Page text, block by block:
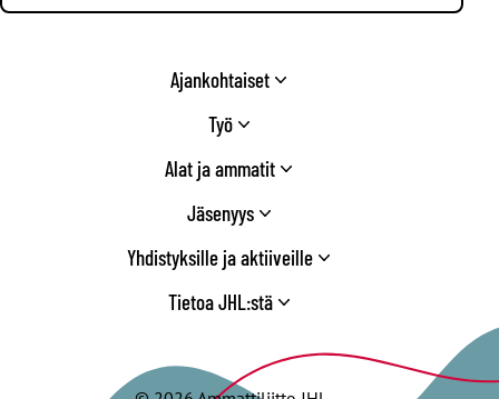
Ajankohtaiset
Työ
Alat ja ammatit
Jäsenyys
Yhdistyksille ja aktiiveille
Tietoa JHL:stä